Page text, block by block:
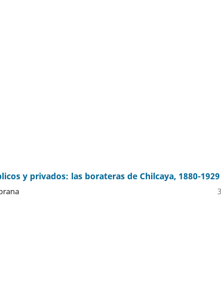
y privados: las borateras de Chilcaya, 1880-1929